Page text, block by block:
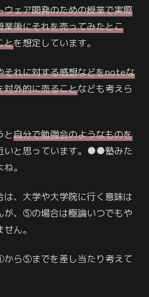
ウェア開発のための授業で実際
後にそれを売ってみたとこ
とを想定しています。
それに対する感想などをnoteな
対外的に売ることなども考えら
と自分で勉強会のようなものを
いと思っています。●●塾みた
。
、大学や大学院に行く意味は
が、⑤の場合は極論いつでもや
ん。
ら⑤までを差し当たり考えて